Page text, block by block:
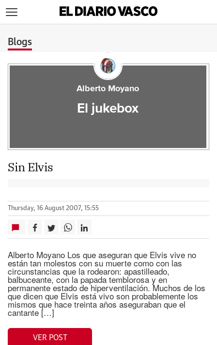
Blogs
Alberto Moyano
El jukebox
Sin Elvis
Thursday, 16 August 2007, 15:55
Alberto Moyano Los que aseguran que Elvis vive no
están tan molestos con su muerte como con las
circunstancias que la rodearon: apastilleado,
balbuceante, con la papada temblorosa y en
permanente estado de hiperventilación. Muchos de los
que dicen que Elvis está vivo son probablemente los
mismos que hace treinta años aseguraban que el
cantante […]
VER POST